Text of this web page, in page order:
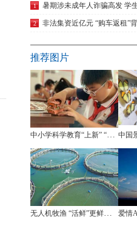
1 暑期涉未成年人诈骗高发 学
2 非法集资近亿元 “购车返租”
推荐图片
中小学科学教育“上新” “做中学”让科学教育落地生根
无人机牧渔 “活鲜”更鲜活（新场景里看活力）